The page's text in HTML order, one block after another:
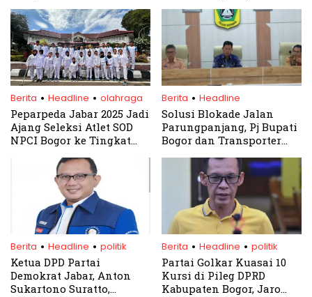
di Piala Gubernur Jabar
Berita . Headline . olahraga
Peparpeda Jabar 2025 Jadi
Ajang Seleksi Atlet SOD
NPCI Bogor ke Tingkat
Berita . Headline
Solusi Blokade Jalan
Parungpanjang, Pj Bupati
Bogor dan Transporter
Capai 8 Kesepakatan
Berita . Headline . politik
Ketua DPD Partai
Demokrat Jabar, Anton
Sukartono Suratto,
Berita . Headline . politik
Partai Golkar Kuasai 10
Kursi di Pileg DPRD
Kabupaten Bogor, Jaro